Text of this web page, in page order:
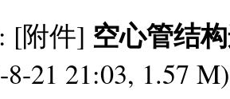
[附件] 空心管结
8-21 21:03, 1.57